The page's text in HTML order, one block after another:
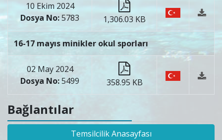
10 Ekim 2024
Dosya No:5783 1,306.03 KB
16-17 mayıs minikler okul sporları
02 May 2024
Dosya No:5499 358.95 KB
Bağlantılar
Temsilcilik Anasayfası